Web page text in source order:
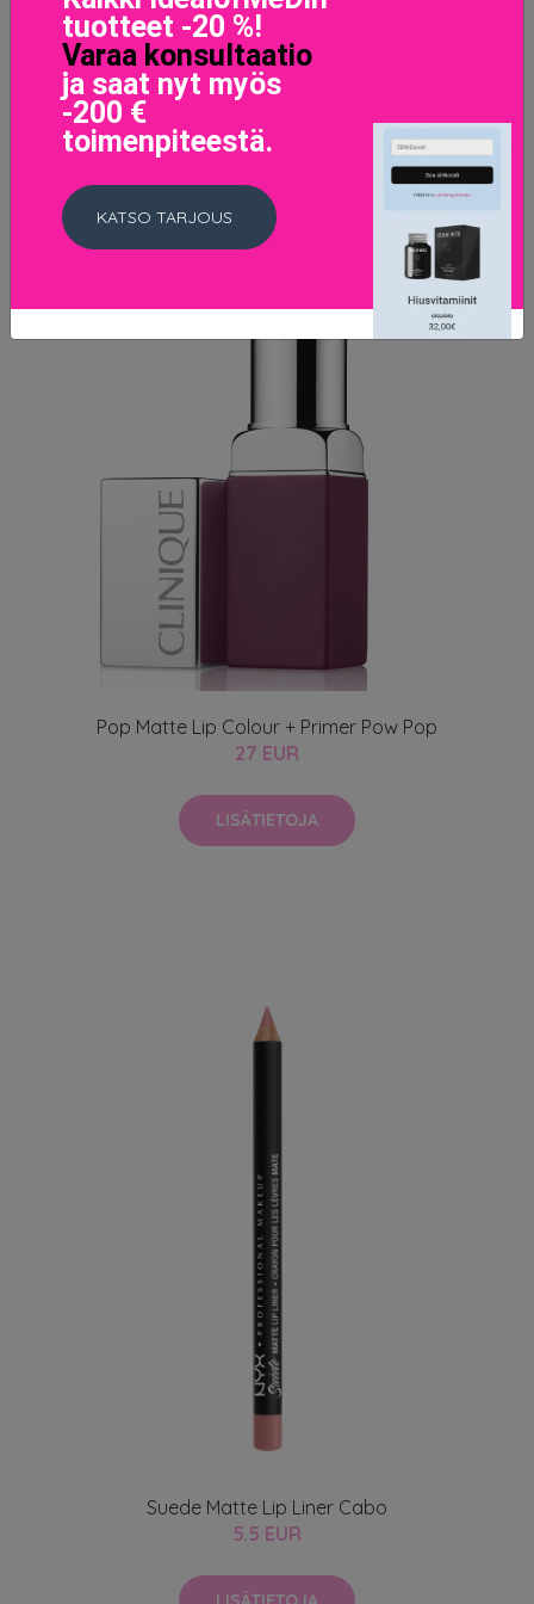
LISÄTIETOJA
Pop Matte Lip Colour + Primer Pow Pop
27 EUR
LISÄTIETOJA
Suede Matte Lip Liner Cabo
5.5 EUR
tuotteet -20 %!
Varaa konsultaatio
ja saat nyt myös
-200 €
toimenpiteestä.
KATSO TARJOUS